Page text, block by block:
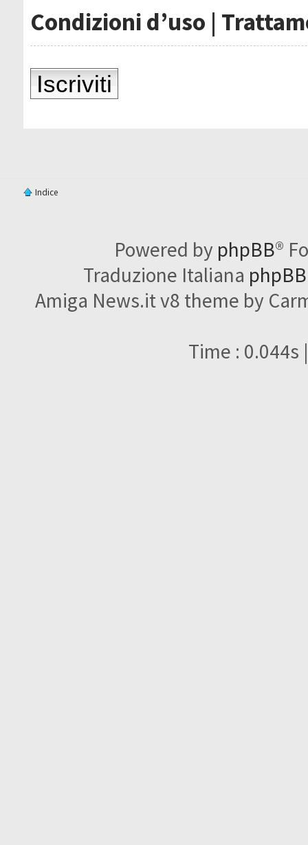
Condizioni d’uso |
Iscriviti
Indice
Powered by phpBB®
Traduzione Italiana
Amiga News.it v8 theme by
Time : 0.044s